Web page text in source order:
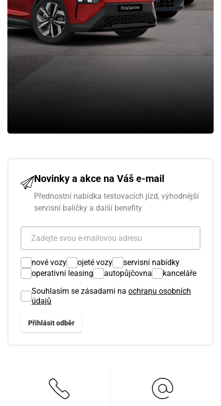
Novinky a akce na Váš e-mail
Přednostní nabídka testovacích jízd, výhodnější
servisní balíčky a další benefity
nové vozy ojeté vozy
servisní nabídky
operativní leasing
autopůjčovna
kanceláře
Souhlasím se zásadami na ochranu osobních
údajů